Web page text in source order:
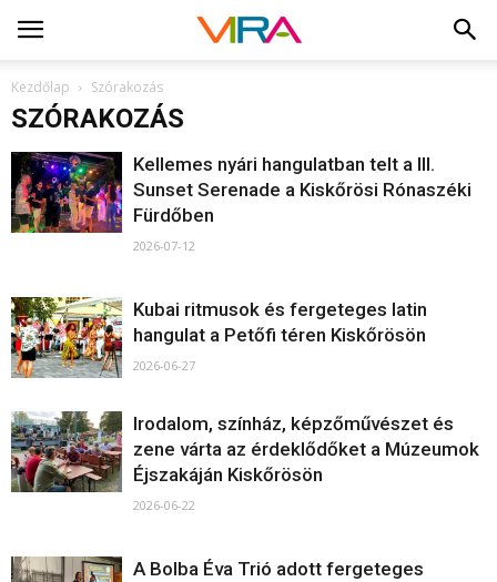
Kezdőlap Szórakozás
SZÓRAKOZÁS
Kellemes nyári hangulatban telt a III.
Sunset Serenade a Kiskőrösi Rónaszéki
Fürdőben
2026-07-12
Kubai ritmusok és fergeteges latin
hangulat a Petőfi téren Kiskőrösön
2026-06-27
Irodalom, színház, képzőművészet és
zene várta az érdeklődőket a Múzeumok
Éjszakáján Kiskőrösön
2026-06-22
A Bolba Éva Trió adott fergeteges